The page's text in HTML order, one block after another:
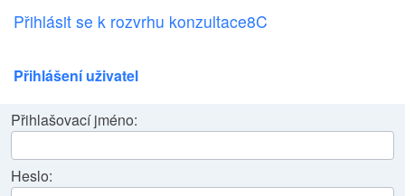
Přihlásit se k rozvrhu konzultace8C
Přihlášení uživatel
Přihlašovací jméno:
Heslo: